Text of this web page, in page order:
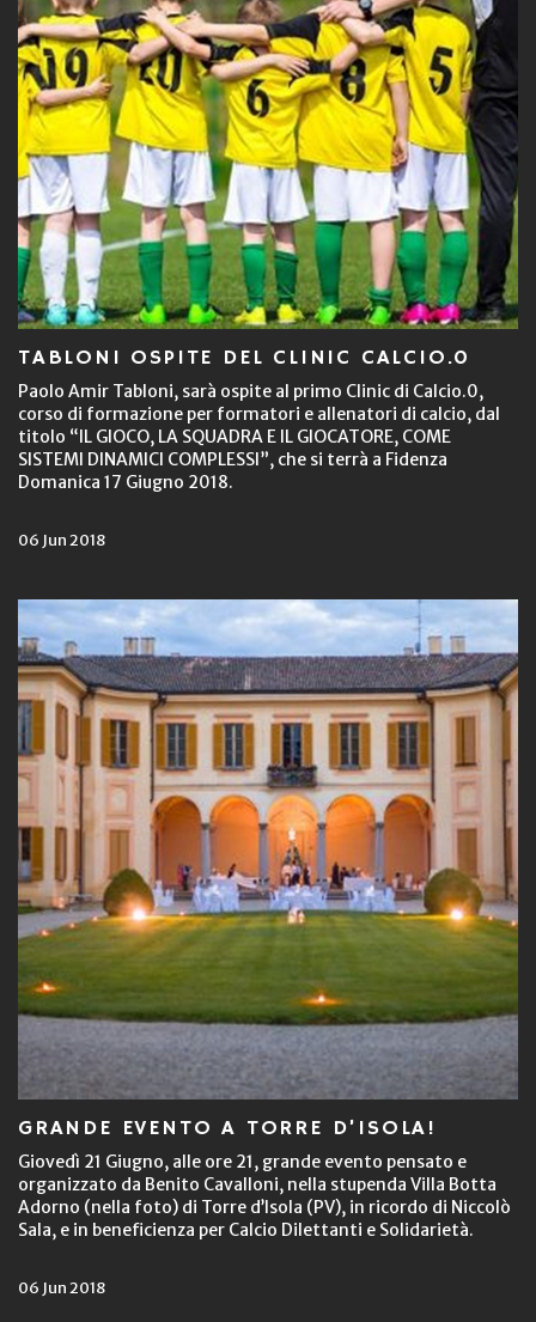
TABLONI OSPITE DEL CLINIC CALCIO.0
Paolo Amir Tabloni, sarà ospite al primo Clinic di Calcio.0,
corso di formazione per formatori e allenatori di calcio, dal
titolo “IL GIOCO, LA SQUADRA E IL GIOCATORE, COME
SISTEMI DINAMICI COMPLESSI”, che si terrà a Fidenza
Domanica 17 Giugno 2018.
06 Jun 2018
GRANDE EVENTO A TORRE D’ISOLA!
Giovedì 21 Giugno, alle ore 21, grande evento pensato e
organizzato da Benito Cavalloni, nella stupenda Villa Botta
Adorno (nella foto) di Torre d’Isola (PV), in ricordo di Niccolò
Sala, e in beneficienza per Calcio Dilettanti e Solidarietà.
06 Jun 2018